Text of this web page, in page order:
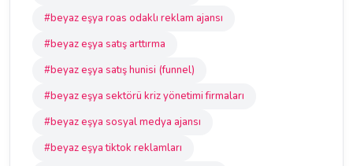
#beyaz eşya roas odaklı reklam ajansı
#beyaz eşya satış arttırma
#beyaz eşya satış hunisi (funnel)
#beyaz eşya sektörü kriz yönetimi firmaları
#beyaz eşya sosyal medya ajansı
#beyaz eşya tiktok reklamları